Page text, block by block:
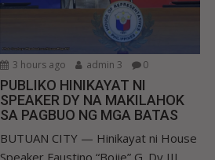
3 hours ago admin 3 0
PUBLIKO HINIKAYAT NI
SPEAKER DY NA MAKILAHOK
SA PAGBUO NG MGA BATAS
BUTUAN CITY — Hinikayat ni House